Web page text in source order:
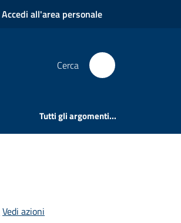
Accedi all'area personale
Cerca
Tutti gli argomenti...
Vedi azioni